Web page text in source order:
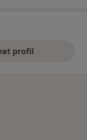
profil